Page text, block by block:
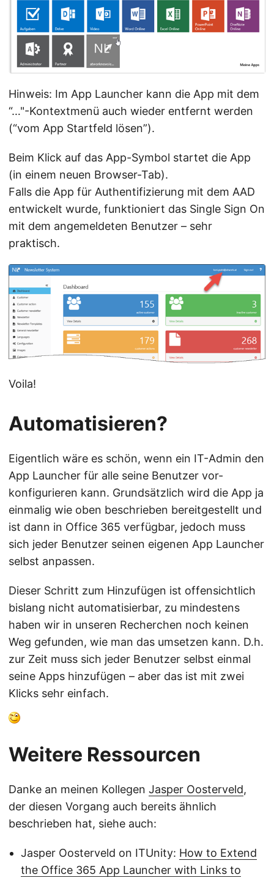
Hinweis: Im App Launcher kann die App mit dem
“…"-Kontextmenü auch wieder entfernt werden
(“vom App Startfeld lösen”).
Beim Klick auf das App-Symbol startet die App
(in einem neuen Browser-Tab).
Falls die App für Authentifizierung mit dem AAD
entwickelt wurde, funktioniert das Single Sign On
mit dem angemeldeten Benutzer – sehr
praktisch.
Voila!
Automatisieren?
Eigentlich wäre es schön, wenn ein IT-Admin den
App Launcher für alle seine Benutzer vor-
konfigurieren kann. Grundsätzlich wird die App ja
einmalig wie oben beschrieben bereitgestellt und
ist dann in Office 365 verfügbar, jedoch muss
sich jeder Benutzer seinen eigenen App Launcher
selbst anpassen.
Dieser Schritt zum Hinzufügen ist offensichtlich
bislang nicht automatisierbar, zu mindestens
haben wir in unseren Recherchen noch keinen
Weg gefunden, wie man das umsetzen kann. D.h.
zur Zeit muss sich jeder Benutzer selbst einmal
seine Apps hinzufügen – aber das ist mit zwei
Klicks sehr einfach.
Weitere Ressourcen
Danke an meinen Kollegen Jasper Oosterveld,
der diesen Vorgang auch bereits ähnlich
beschrieben hat, siehe auch:
Jasper Oosterveld on ITUnity: How to Extend
the Office 365 App Launcher with Links to